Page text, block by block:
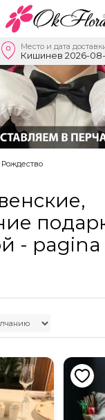
Место и дата
Кишинев 2026-
- pagina